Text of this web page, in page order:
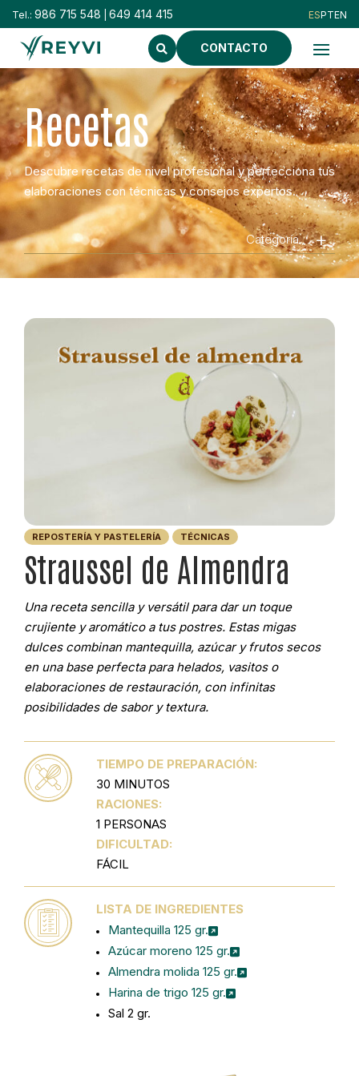
Tel.: 986 715 548 649 414 415
CONTACTO
Recetas
Descubre recetas de nivel profesional y perfecciona tus
elaboraciones con técnicas y consejos expertos.
Categoría
REPOSTERÍA Y PASTELERÍA TÉCNICAS
Straussel de Almendra
Una receta sencilla y versátil para dar un toque
crujiente y aromático a tus postres. Estas migas
dulces combinan mantequilla, azúcar y frutos secos
en una base perfecta para helados, vasitos o
elaboraciones de restauración, con infinitas
posibilidades de sabor y textura.
TIEMPO DE PREPARACIÓN:
30 MINUTOS
RACIONES:
1 PERSONAS
DIFICULTAD:
FÁCIL
LISTA DE INGREDIENTES
Mantequilla 125 gr.
Azúcar moreno 125 gr.
Almendra molida 125 gr.
Harina de trigo 125 gr.
Sal 2 gr.